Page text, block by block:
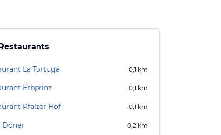
La Tortuga 0,1 km
Erbprinz 0,1 km
Pfälzer Hof 0,1 km
Döner 0,2 km